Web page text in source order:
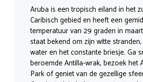
Aruba is een tropisch eiland in het
Caribisch gebied en heeft een
temperatuur van 29 graden in
staat bekend om zijn witte
water en het constante briesje. Ga
beroemde Antilla-wrak, bezoek het
Park of geniet van de gezellige